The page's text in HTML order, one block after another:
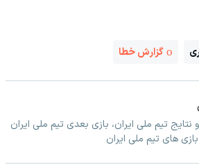
گزارش خطا
نتایج تیم ملی ایران، بازی بعدی تیم ملی ایران
های تیم ملی ایران